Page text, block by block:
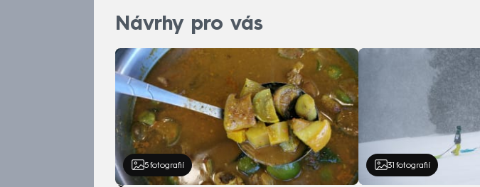
Návrhy pro vás
5 fotografií 31 fotografií